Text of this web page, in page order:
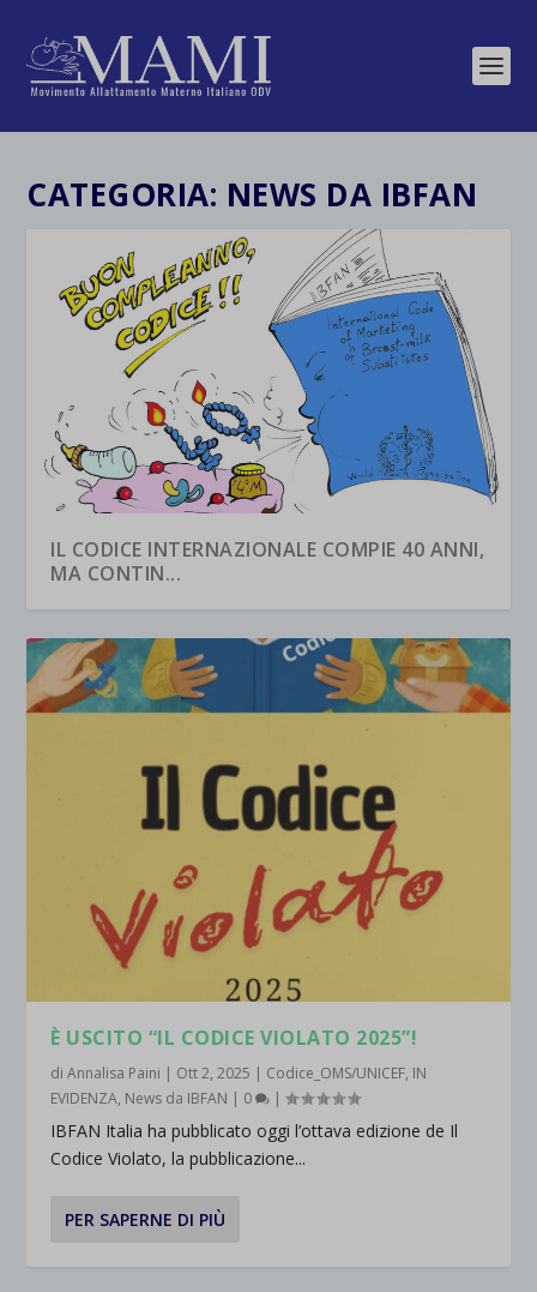
CATEGORIA: NEWS DA IBFAN
IL CODICE INTERNAZIONALE COMPIE 40 ANNI,
MA CONTIN...
È USCITO “IL CODICE VIOLATO 2025”!
diAnnalisa Paini | Ott 2, 2025 | Codice_OMS/UNICEF, IN
EVIDENZA, News da IBFAN | 0 |
IBFAN Italia ha pubblicato oggi l’ottava edizione de Il
Codice Violato, la pubblicazione...
PER SAPERNE DI PIÙ